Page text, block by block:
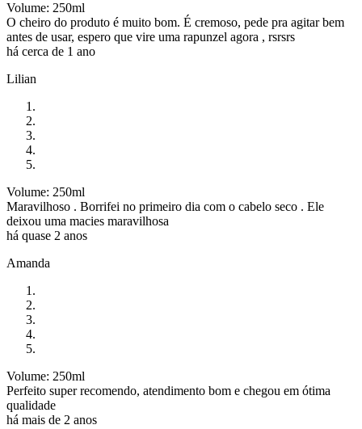
Volume: 250ml
O cheiro do produto é muito bom. É cremoso, pede pra agitar bem
antes de usar, espero que vire uma rapunzel agora , rsrsrs
há cerca de 1 ano
Lilian
Volume: 250ml
Maravilhoso . Borrifei no primeiro dia com o cabelo seco . Ele
deixou uma macies maravilhosa
há quase 2 anos
Amanda
Volume: 250ml
Perfeito super recomendo, atendimento bom e chegou em ótima
qualidade
há mais de 2 anos